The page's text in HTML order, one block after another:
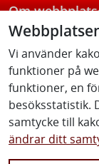
Vi använder
funktioner på
funktioner, en
besöksstatistik.
samtycke till
ändrar ditt
Om
Följ oss
Facebook